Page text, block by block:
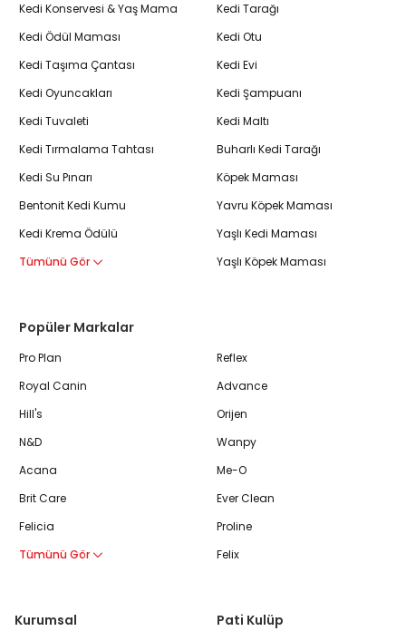
Kedi Konservesi & Yaş Mama
Kedi Ödül Maması
Kedi Taşıma Çantası
Kedi Oyuncakları
Kedi Tuvaleti
Kedi Tırmalama Tahtası
Kedi Su Pınarı
Bentonit Kedi Kumu
Kedi Krema Ödülü
Tümünü Gör
Kedi Tarağı
Kedi Otu
Kedi Evi
Kedi Şampuanı
Kedi Maltı
Buharlı Kedi Tarağı
Köpek Maması
Yavru Köpek Maması
Yaşlı Kedi Maması
Yaşlı Köpek Maması
Popüler Markalar
Pro Plan
Royal Canin
Hill's
N&D
Acana
Brit Care
Felicia
Tümünü Gör
Reflex
Advance
Orijen
Wanpy
Me-O
Ever Clean
Proline
Felix
Kurumsal Pati Kulüp